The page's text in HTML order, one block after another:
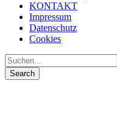
KONTAKT
Impressum
Datenschutz
Cookies